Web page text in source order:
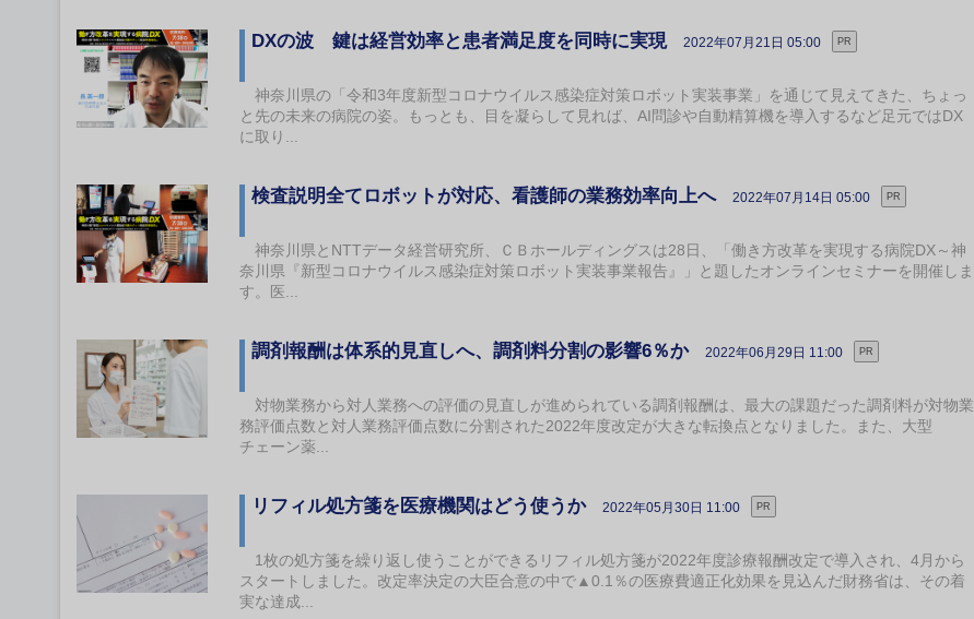
DXの波 鍵は経営効率と患者満足度を同時に実現 2022年07月21日 05:00 PR
神奈川県の「令和3年度新型コロナウイルス感染症対策ロボット実装事業」を通じて見えてきた、ちょっ
と先の未来の病院の姿。もっとも、目を凝らして見れば、AI問診や自動精算機を導入するなど足元ではDX
に取り...
検査説明全てロボットが対応、看護師の業務効率向上へ 2022年07月14日 05:00 PR
神奈川県とNTTデータ経営研究所、ＣＢホールディングスは28日、「働き方改革を実現する病院DX～神
奈川県『新型コロナウイルス感染症対策ロボット実装事業報告』」と題したオンラインセミナーを開催しま
す。医...
調剤報酬は体系的見直しへ、調剤料分割の影響6％か 2022年06月29日 11:00 PR
対物業務から対人業務への評価の見直しが進められている調剤報酬は、最大の課題だった調剤料が対物業
務評価点数と対人業務評価点数に分割された2022年度改定が大きな転換点となりました。また、大型
チェーン薬...
リフィル処方箋を医療機関はどう使うか 2022年05月30日 11:00 PR
1枚の処方箋を繰り返し使うことができるリフィル処方箋が2022年度診療報酬改定で導入され、4月から
スタートしました。改定率決定の大臣合意の中で▲0.1％の医療費適正化効果を見込んだ財務省は、その着
実な達成...